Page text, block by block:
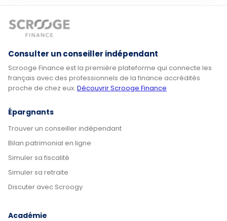
Consulter un conseiller indépendant
Scrooge Finance est la première plateforme qui connecte les
français avec des professionnels de la finance accrédités
proche de chez eux. Découvrir Scrooge Finance
Épargnants
Trouver un conseiller indépendant
Bilan patrimonial en ligne
Simuler sa fiscalité
Simuler sa retraite
Discuter avec Scroogy
Académie